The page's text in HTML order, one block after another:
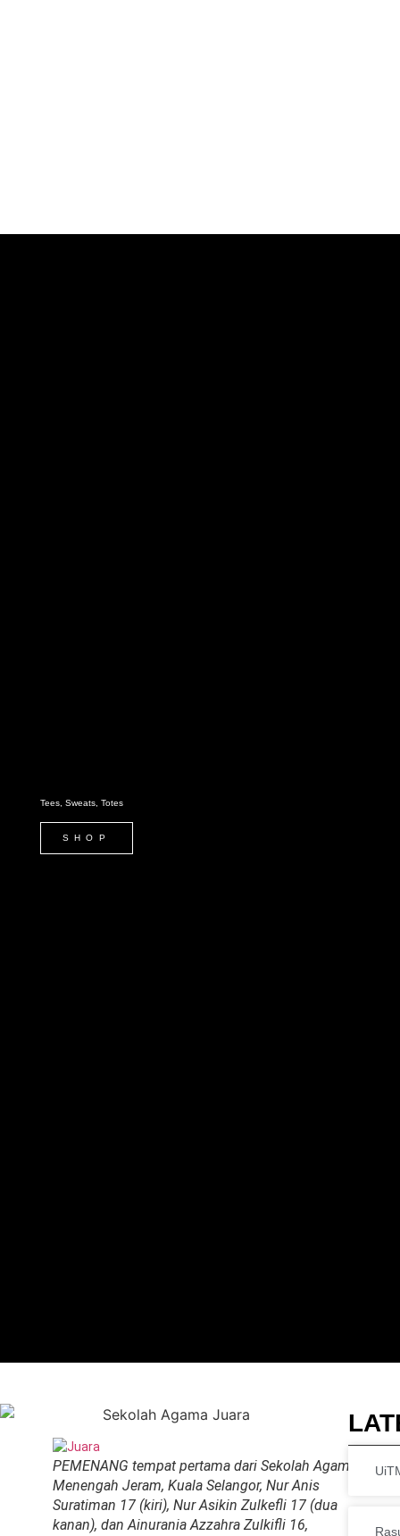
Tees, Sweats, Totes
SHOP
PEMENANG tempat pertama dari Sekolah Agama
Menengah Jeram, Kuala Selangor, Nur Anis
Suratiman 17 (kiri), Nur Asikin Zulkefli 17 (dua
kanan), dan Ainurania Azzahra Zulkifli 16,